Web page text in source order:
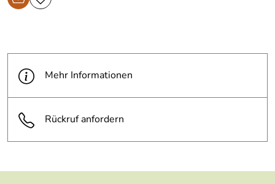
Mehr Informationen
Rückruf anfordern